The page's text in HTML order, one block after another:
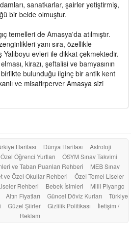
sanatkarlar, şairler yetiştirmiş,
bir belde olmuştur.
temelleri de Amasya'da atılmıştır.
yanı sıra, özellikle
Yalıboyu evleri ile dikkat çekmektedir.
kirazı, şeftalisi ve bamyasının
bulunduğu ilginç bir antik kent
ve misafirperver Amasya sizi
Haritası Dünya Haritası
Astroloji
Özel Öğrenci Yurtları
ÖSYM Sınav Takvimi
ve Taban Puanları Rehberi
MEB Sınav
ve Özel Okullar Rehberi
Özel Temel Liseler
Rehberi
Bebek İsimleri
Milli Piyango
Altın Fiyatları Güncel Döviz Kurları
Türkiye
Güzel Şiirler Gizlilik Politikası
İletişim /
Reklam